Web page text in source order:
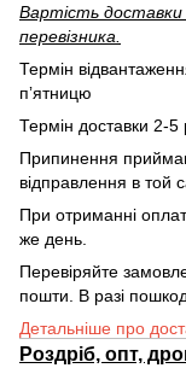
Вартість
перевізника.
Термін
пʼятницю
Термін доставки 2-5
Припинення
відправлення в той
При отриманні
же день.
Перевіряйте
пошти. В разі
Детальніше про
Роздріб, опт,